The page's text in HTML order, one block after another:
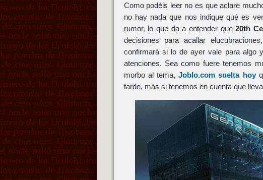
Como podéis leer no es que aclare
no hay nada que nos indique qué es
rumor, lo que da a entender que20th
decisiones para acallar
confirmará si lo de ayer vale para algo
atenciones. Sea como fuere tenemos
morbo al tema,Joblo.com suelta hoy
tarde, más si tenemos en cuenta que